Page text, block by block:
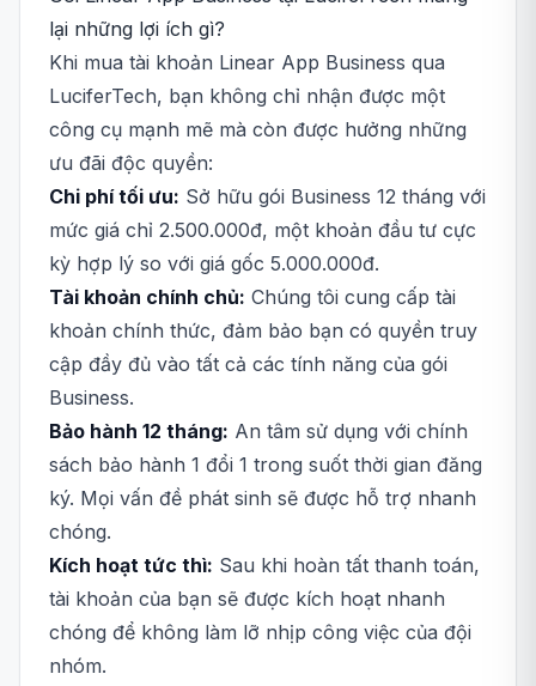
lại những lợi ích gì?
Khi mua tài khoản Linear App Business qua
LuciferTech, bạn không chỉ nhận được một
công cụ mạnh mẽ mà còn được hưởng những
ưu đãi độc quyền:
Chi phí tối ưu: Sở hữu gói Business 12 tháng với
mức giá chỉ 2.500.000đ, một khoản đầu tư cực
kỳ hợp lý so với giá gốc 5.000.000đ.
Tài khoản chính chủ: Chúng tôi cung cấp tài
khoản chính thức, đảm bảo bạn có quyền truy
cập đầy đủ vào tất cả các tính năng của gói
Business.
Bảo hành 12 tháng: An tâm sử dụng với chính
sách bảo hành 1 đổi 1 trong suốt thời gian đăng
ký. Mọi vấn đề phát sinh sẽ được hỗ trợ nhanh
chóng.
Kích hoạt tức thì: Sau khi hoàn tất thanh toán,
tài khoản của bạn sẽ được kích hoạt nhanh
chóng để không làm lỡ nhịp công việc của đội
nhóm.